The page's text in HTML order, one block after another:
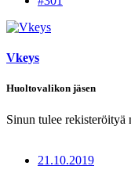
Vkeys
Huoltovalikon jäsen
Sinun tulee rekisteröityä
21.10.2019